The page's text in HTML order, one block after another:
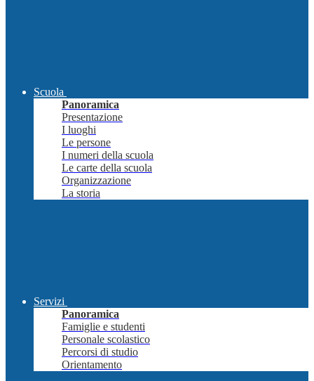
Scuola
Panoramica
Presentazione
I luoghi
Le persone
I numeri della scuola
Le carte della scuola
Organizzazione
La storia
Servizi
Panoramica
Famiglie e studenti
Personale scolastico
Percorsi di studio
Orientamento